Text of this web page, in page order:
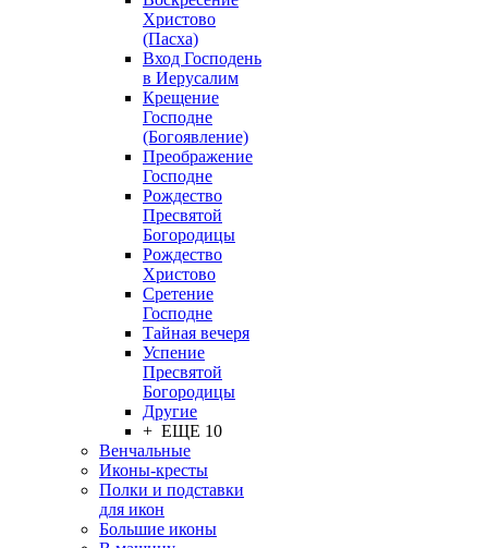
Христово
(Пасха)
Вход Господень
в Иерусалим
Крещение
Господне
(Богоявление)
Преображение
Господне
Рождество
Пресвятой
Богородицы
Рождество
Христово
Сретение
Господне
Тайная вечеря
Успение
Пресвятой
Богородицы
Другие
+ ЕЩЕ 10
Венчальные
Иконы-кресты
Полки и подставки
для икон
Большие иконы